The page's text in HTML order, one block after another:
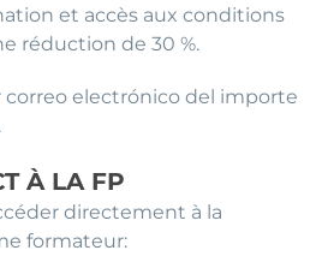
et accès aux conditions
réduction de 30 %.
correo electrónico del importe
À LA FP
directement à la
formateur: